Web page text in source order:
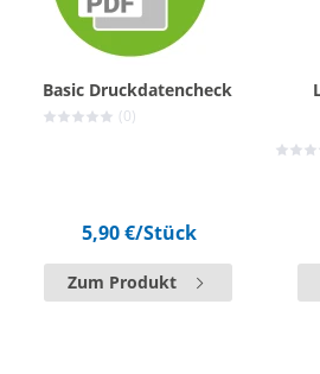
Basic Druckdatencheck
(0)
5,90 €/Stück
Zum Produkt